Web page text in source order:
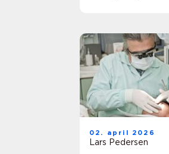
02. april 2026
Lars Pedersen